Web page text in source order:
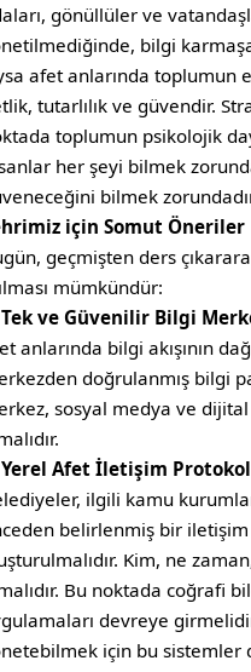
gönüllüler ve
bilgi
afet anlarında toplumun
tutarlılık ve güvendir.
toplumun psikolojik
her şeyi bilmek
bilmek
için Somut Öneriler
geçmişten ders
mümkündür:
ve Güvenilir Bilgi
anlarında bilgi akışının
doğrulanmış bilgi
sosyal medya ve
Afet İletişim
ilgili kamu
belirlenmiş bir
Kim, ne
Bu noktada coğrafi
devreye
için bu sistemler